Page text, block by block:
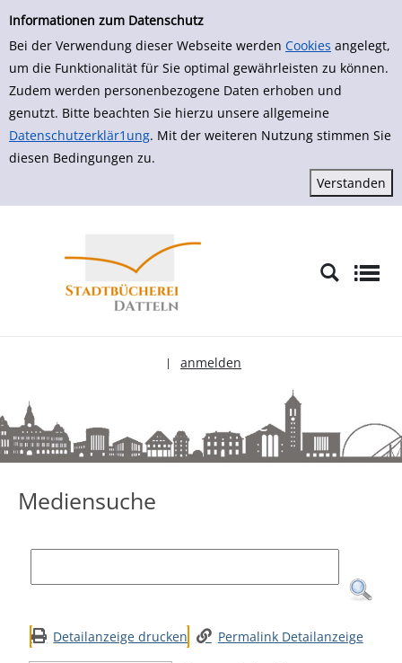
Informationen zum Datenschutz
Bei der Verwendung dieser Webseite werden Cookies angelegt,
um die Funktionalität für Sie optimal gewährleisten zu können.
Zudem werden personenbezogene Daten erhoben und
genutzt. Bitte beachten Sie hierzu unsere allgemeine
Datenschutzerklär1ung. Mit der weiteren Nutzung stimmen Sie
diesen Bedingungen zu.
zur Navigation springen
zum Inhalt springen
Zur Detailanzeige springen
anmelden
Mediensuche
Mediensuche
Detailanzeige drucken Permalink Detailanzeige